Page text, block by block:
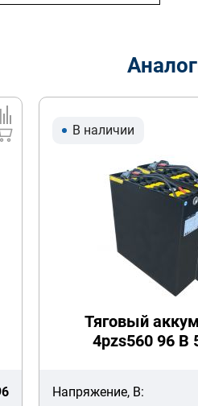
В наличии
Тяговый
4pzs560 96 В
Напряжение, В: